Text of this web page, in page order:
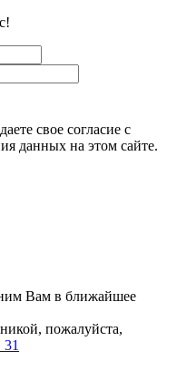
свое согласие с
данных на этом сайте.
Вам в ближайшее
пожалуйста,